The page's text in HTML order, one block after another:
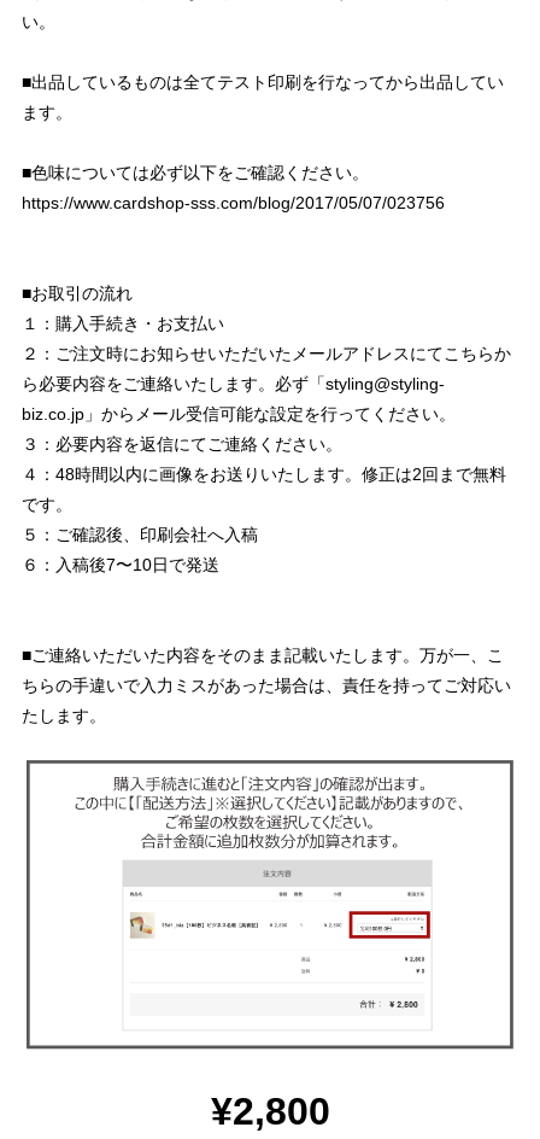
い。
■出品しているものは全てテスト印刷を行なってから出品してい
ます。
■色味については必ず以下をご確認ください。
https://www.cardshop-sss.com/blog/2017/05/07/023756
■お取引の流れ
１：購入手続き・お支払い
２：ご注文時にお知らせいただいたメールアドレスにてこちらか
ら必要内容をご連絡いたします。必ず「styling@styling-
biz.co.jp 」からメール受信可能な設定を行ってください。
３：必要内容を返信にてご連絡ください。
４：48時間以内に画像をお送りいたします。修正は2回まで無料
です。
５：ご確認後、印刷会社へ入稿
６：入稿後7〜10日で発送
■ご連絡いただいた内容をそのまま記載いたします。万が一、こ
ちらの手違いで入力ミスがあった場合は、責任を持ってご対応い
たします。
¥2,800